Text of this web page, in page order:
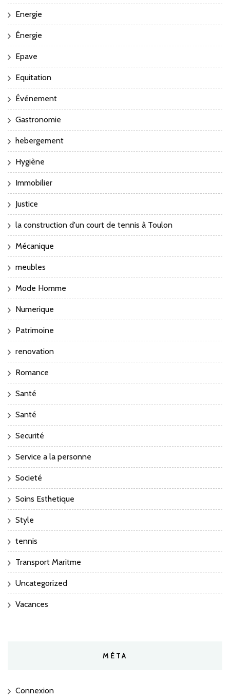
Energie
Énergie
Epave
Equitation
Événement
Gastronomie
hebergement
Hygiène
Immobilier
Justice
la construction d'un court de tennis à Toulon
Mécanique
meubles
Mode Homme
Numerique
Patrimoine
renovation
Romance
Santé
Santé
Securité
Service a la personne
Societé
Soins Esthetique
Style
tennis
Transport Maritme
Uncategorized
Vacances
MÉTA
Connexion